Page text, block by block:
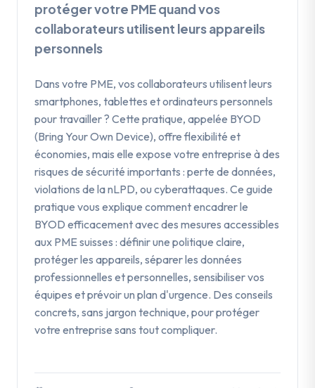
protéger votre PME quand vos
collaborateurs utilisent leurs appareils
personnels
Dans votre PME, vos collaborateurs utilisent leurs
smartphones, tablettes et ordinateurs personnels
pour travailler ? Cette pratique, appelée BYOD
(Bring Your Own Device), offre flexibilité et
économies, mais elle expose votre entreprise à des
risques de sécurité importants : perte de données,
violations de la nLPD, ou cyberattaques. Ce guide
pratique vous explique comment encadrer le
BYOD efficacement avec des mesures accessibles
aux PME suisses : définir une politique claire,
protéger les appareils, séparer les données
professionnelles et personnelles, sensibiliser vos
équipes et prévoir un plan d'urgence. Des conseils
concrets, sans jargon technique, pour protéger
votre entreprise sans tout compliquer.